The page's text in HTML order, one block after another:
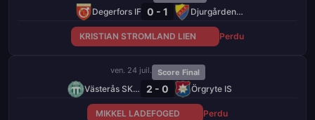
Degerfors IF 0 - 1 Djurgårdens IF
KRISTIAN STROMLAND LIEN Perdu
ven. 24 juil. Score Final
Västerås SK FK 2 - 0 Örgryte IS
MIKKEL LADEFOGED Perdu